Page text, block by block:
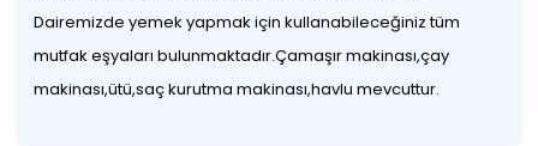
Dairemizde yemek yapmak için kullanabileceğiniz tüm
mutfak eşyaları bulunmaktadır.Çamaşır makinası,çay
makinası,ütü,saç kurutma makinası,havlu mevcuttur.